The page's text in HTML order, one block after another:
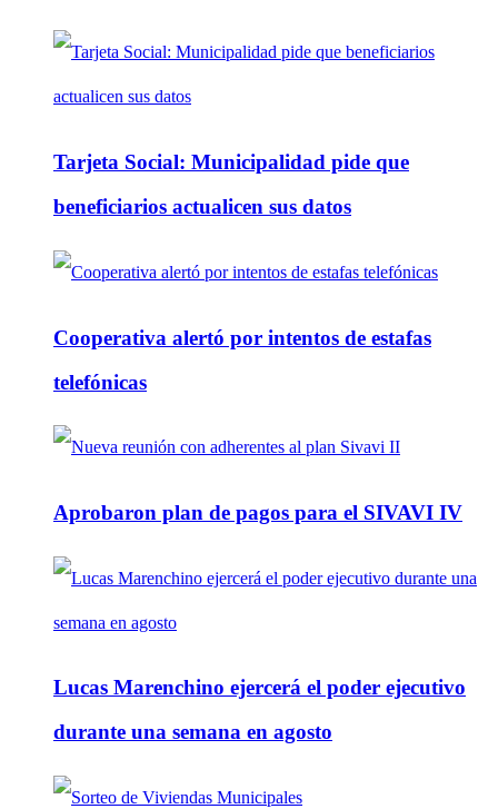
Tarjeta Social: Municipalidad pide que
beneficiarios actualicen sus datos
Cooperativa alertó por intentos de estafas
telefónicas
Aprobaron plan de pagos para el SIVAVI IV
Lucas Marenchino ejercerá el poder ejecutivo
durante una semana en agosto